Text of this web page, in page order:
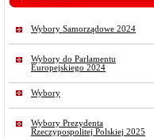
Wybory Samorządowe 2024
Wybory do Parlamentu
Europejskiego 2024
Wybory
Wybory Prezydenta
Rzeczypospolitej Polskiej 2025